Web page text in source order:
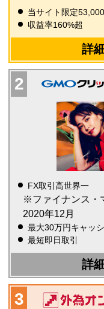
当サイト限定
収益率160%超
詳
FX取引高世界一
※ファイナンス・
2020年12月
最大30万円キャッ
最短即日取引
詳